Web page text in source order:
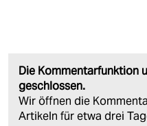
Die Kommentarfunktion
geschlossen.
Wir öffnen die
Artikeln für etwa drei